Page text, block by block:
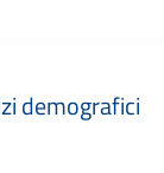
demografici